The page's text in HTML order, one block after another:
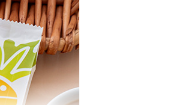
90
90
90
90